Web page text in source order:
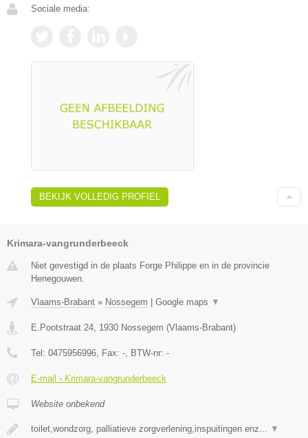
Sociale media:
BEKIJK VOLLEDIG PROFIEL
Krimara-vangrunderbeeck
Niet gevestigd in de plaats Forge Philippe en in de provincie
Henegouwen.
Vlaams-Brabant » Nossegem Google maps ▼
E.Pootstraat 24, 1930 Nossegem (Vlaams-Brabant)
Tel: 0475956996, Fax: -, BTW-nr: -
E-mail › Krimara-vangrunderbeeck
Website onbekend
toilet,wondzorg, palliatieve zorgverlening,inspuitingen enz... ▼